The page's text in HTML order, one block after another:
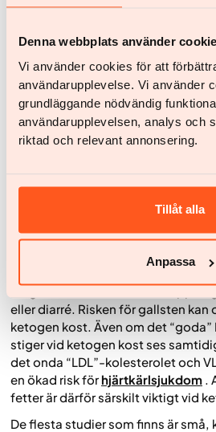
Denna webbplats använder
Vi använder cookies för att
användarupplevelse. Vi använder
grundläggande nödvändig
användarupplevelsen, analys och
riktad och relevant annonsering.
Tillåt alla
Anpassa
anpassning vid kraftig
Risker och säkerhet
På kort sikt är ketos i sig inte farligt
normal insulinproduktion. För
metabola, hormonella eller
vårdpersonal.
Ur ett mer långsiktigt perspektiv
i ketos. Dieten är ofta ensidig,
livsmedel och kan därför öka
eller diarré. Risken för gallsten kan
ketogen kost. Även om det
stiger vid ketogen kost ses
det onda “LDL”-kolesterolet och
en ökad risk förhjärtkärlsjukdom .
fetter är därför särskilt viktigt vid
De flesta studier som finns är små,